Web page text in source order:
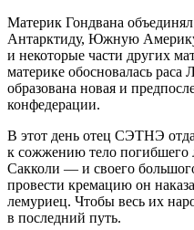
Материк Гондвана
Антарктиду, Южную Америк
и некоторые части других
материке обосновалась
образована новая и
конфедерации.
В этот день отец СЭТНЭ
к сожжению тело
Сакколи — и своего
провести кремацию он
лемуриец. Чтобы весь их
в последний путь.